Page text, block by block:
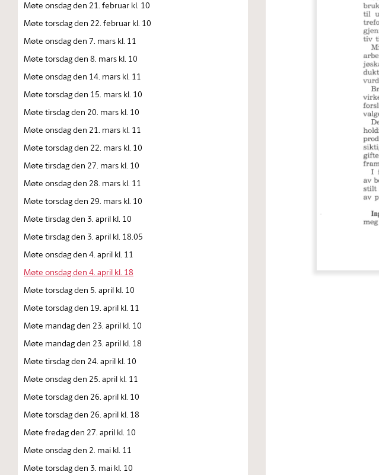
Møte onsdag den 21. februar kl. 10
Møte torsdag den 22. februar kl. 10
Møte onsdag den 7. mars kl. 11
Møte torsdag den 8. mars kl. 10
Møte onsdag den 14. mars kl. 11
Møte torsdag den 15. mars kl. 10
Møte tirsdag den 20. mars kl. 10
Møte onsdag den 21. mars kl. 11
Møte torsdag den 22. mars kl. 10
Møte tirsdag den 27. mars kl. 10
Møte onsdag den 28. mars kl. 11
Møte torsdag den 29. mars kl. 10
Møte tirsdag den 3. april kl. 10
Møte tirsdag den 3. april kl. 18.05
Møte onsdag den 4. april kl. 11
Møte onsdag den 4. april kl. 18
Møte torsdag den 5. april kl. 10
Møte torsdag den 19. april kl. 11
Møte mandag den 23. april kl. 10
Møte mandag den 23. april kl. 18
Møte tirsdag den 24. april kl. 10
Møte onsdag den 25. april kl. 11
Møte torsdag den 26. april kl. 10
Møte torsdag den 26. april kl. 18
Møte fredag den 27. april kl. 10
Møte onsdag den 2. mai kl. 11
Møte torsdag den 3. mai kl. 10